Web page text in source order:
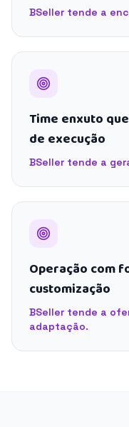
BSeller tende a
Time enxuto
de execução
BSeller tende a
Operação com
customização
BSeller tende a
adaptação.